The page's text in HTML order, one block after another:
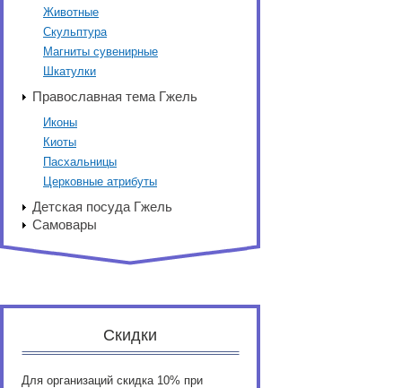
Животные
Скульптура
Магниты сувенирные
Шкатулки
Православная тема Гжель
Иконы
Киоты
Пасхальницы
Церковные атрибуты
Детская посуда Гжель
Самовары
Скидки
Для организаций скидка 10% при